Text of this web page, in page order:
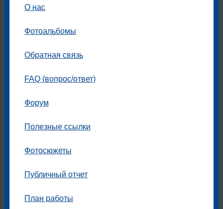
О нас
Фотоальбомы
Обратная связь
FAQ (вопрос/ответ)
Форум
Полезные ссылки
Фотосюжеты
Публичный отчет
План работы